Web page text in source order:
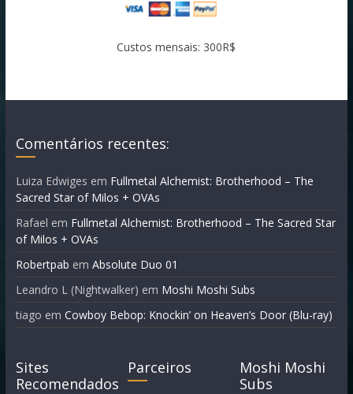
Custos mensais: 300R$
Comentários recentes:
Luiza Edwiges em Fullmetal Alchemist: Brotherhood – The
Sacred Star of Milos + OVAs
Rafael em Fullmetal Alchemist: Brotherhood – The Sacred Star
of Milos + OVAs
Robertpab em Absolute Duo 01
Leandro L (Nightwalker) em Moshi Moshi Subs
tiago em Cowboy Bebop: Knockin’ on Heaven’s Door (Blu-ray)
Sites
Recomendados
Parceiros
Moshi Moshi
Subs